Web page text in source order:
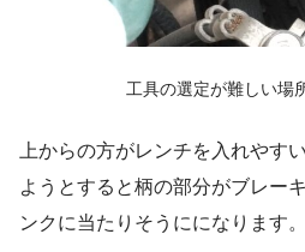
工具の選定が難しい場
上からの方がレンチを入れやす
ようとすると柄の部分がブレー
ンクに当たりそうにになります。